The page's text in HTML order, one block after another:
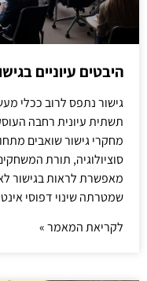
היבטים עיוניים
גישור נתפס לרוב ככלי
תשתית עיונית רחבה
מחקרי גישור שואבים
סוציולוגיה, תורת
מאפשרת לראות בגישור
שמטרתה שינוי דפוסי
לקריאת המאמר »